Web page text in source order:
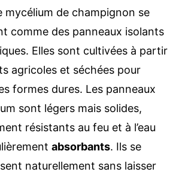
mycélium de champignon se
comme des panneaux isolants
Elles sont cultivées à partir
agricoles et séchées pour
formes dures. Les panneaux
sont légers mais solides,
résistants au feu et à l’eau
absorbants. Ils se
naturellement sans laisser